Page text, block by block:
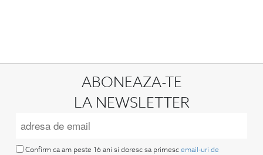
ABONEAZA-TE
LA NEWSLETTER
Confirm ca am peste 16 ani si doresc sa primesc email-uri de